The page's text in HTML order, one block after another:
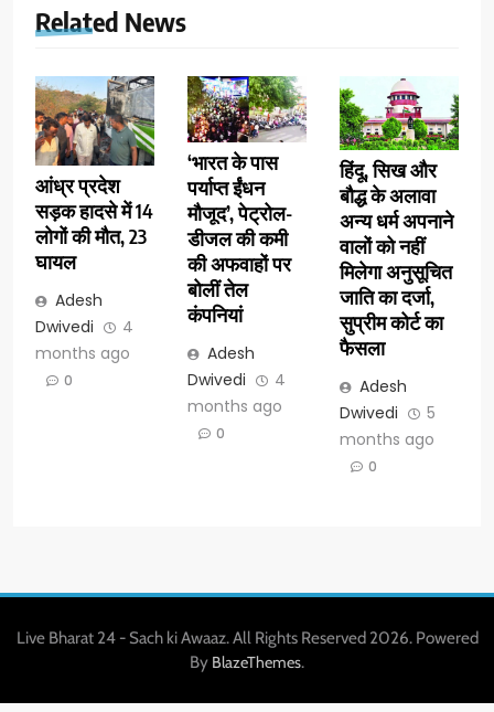
Related News
आंध्र प्रदेश
सड़क हादसे में 14
लोगों की मौत, 23
घायल
Adesh
Dwivedi
4
months ago
0
‘भारत के पास
पर्याप्त ईंधन
मौजूद’, पेट्रोल-
डीजल की कमी
की अफवाहों पर
बोलीं तेल
कंपनियां
Adesh
Dwivedi
4
months ago
0
हिंदू, सिख और
बौद्ध के अलावा
अन्य धर्म अपनाने
वालों को नहीं
मिलेगा अनुसूचित
जाति का दर्जा,
सुप्रीम कोर्ट का
फैसला
Adesh
Dwivedi
5
months ago
0
Live Bharat 24 - Sach ki Awaaz. All Rights Reserved 2026. Powered
By BlazeThemes.